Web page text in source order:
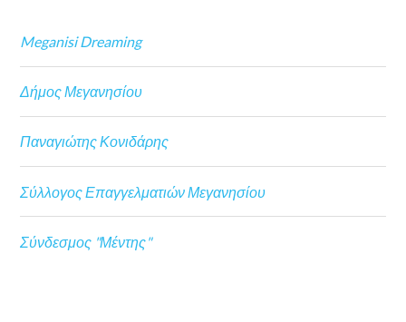
Meganisi Dreaming
Δήμος Μεγανησίου
Παναγιώτης Κονιδάρης
Σύλλογος Επαγγελματιών Μεγανησίου
Σύνδεσμος "Μέντης"